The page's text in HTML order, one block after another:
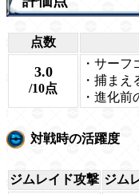
点数
3.0
/10点
・サー
・捕ま
・進化
対戦時の活躍度
ジムレイド攻撃 ジム